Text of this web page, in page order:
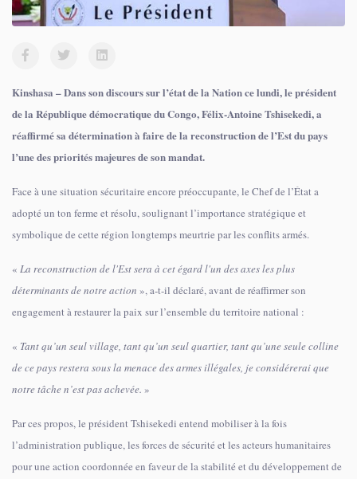
Kinshasa – Dans son discours sur l’état de la Nation ce lundi, le président
de la République démocratique du Congo, Félix-Antoine Tshisekedi, a
réaffirmé sa détermination à faire de la reconstruction de l’Est du pays
l’une des priorités majeures de son mandat.
Face à une situation sécuritaire encore préoccupante, le Chef de l’État a
adopté un ton ferme et résolu, soulignant l’importance stratégique et
symbolique de cette région longtemps meurtrie par les conflits armés.
« La reconstruction de l'Est sera à cet égard l'un des axes les plus
déterminants de notre action », a-t-il déclaré, avant de réaffirmer son
engagement à restaurer la paix sur l’ensemble du territoire national :
« Tant qu’un seul village, tant qu’un seul quartier, tant qu’une seule colline
de ce pays restera sous la menace des armes illégales, je considérerai que
notre tâche n’est pas achevée. »
Par ces propos, le président Tshisekedi entend mobiliser à la fois
l’administration publique, les forces de sécurité et les acteurs humanitaires
pour une action coordonnée en faveur de la stabilité et du développement de